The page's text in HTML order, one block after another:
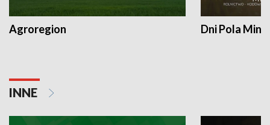
Agroregion Dni Pola
INNE